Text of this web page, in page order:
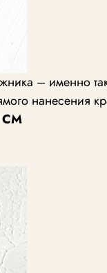
– именно
нанесения
СМ